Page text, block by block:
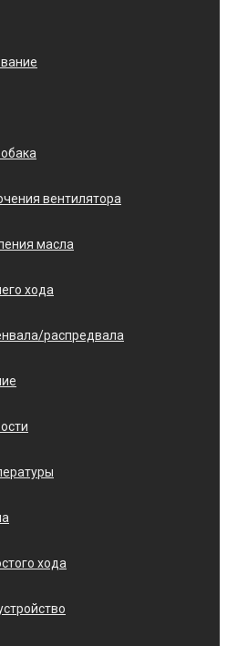
вентилятора
масла
хода
распредвала
хода